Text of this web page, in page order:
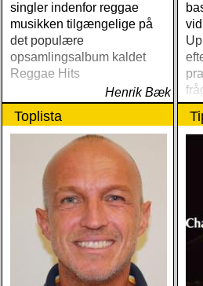
singler indenfor reggae
musikken tilgængelige på
det populære
opsamlingsalbum kaldet
Reggae Hits
Henrik Bæk
Toplista